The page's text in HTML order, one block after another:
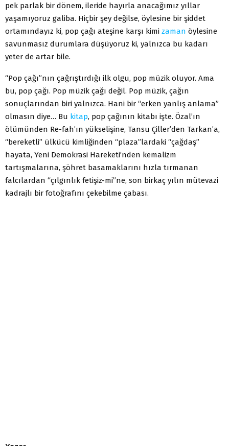
pek parlak bir dönem, ileride hayırla anacağımız yıllar
yaşamıyoruz galiba. Hiçbir şey değilse, öylesine bir şiddet
ortamındayız ki, pop çağı ateşine karşı kimi zaman öylesine
savunmasız durumlara düşüyoruz ki, yalnızca bu kadarı
yeter de artar bile.
“Pop çağı”nın çağrıştırdığı ilk olgu, pop müzik oluyor. Ama
bu, pop çağı. Pop müzik çağı değil. Pop müzik, çağın
sonuçlarından biri yalnızca. Hani bir “erken yanlış anlama”
olmasın diye… Bu kitap, pop çağının kitabı işte. Özal’ın
ölümünden Re-fah’ın yükselişine, Tansu Çiller’den Tarkan’a,
“bereketli” ülkücü kimliğinden “plaza”lardaki “çağdaş”
hayata, Yeni Demokrasi Hareketi’nden kemalizm
tartışmalarına, şöhret basamaklarını hızla tırmanan
falcılardan “çılgınlık fetişiz-mi”ne, son birkaç yılın mütevazi
kadrajlı bir fotoğrafını çekebilme çabası.